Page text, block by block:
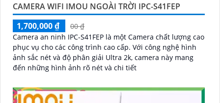
CAMERA WIFI IMOU NGOÀI TRỜI IPC-S41FEP
1,700,000 ₫
00 ₫
Camera an ninh IPC-S41FEP là một Camera chất lượng cao
phục vụ cho các công trình cao cấp. Với công nghệ hình
ảnh sắc nét và độ phân giải Ultra 2k, camera này mang
đến những hình ảnh rõ nét và chi tiết